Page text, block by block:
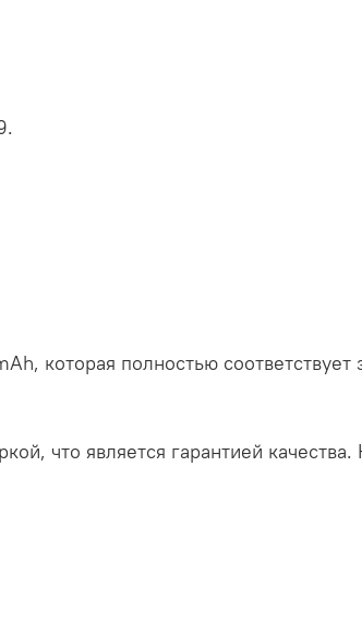
которая полностью соответствует
что является гарантией